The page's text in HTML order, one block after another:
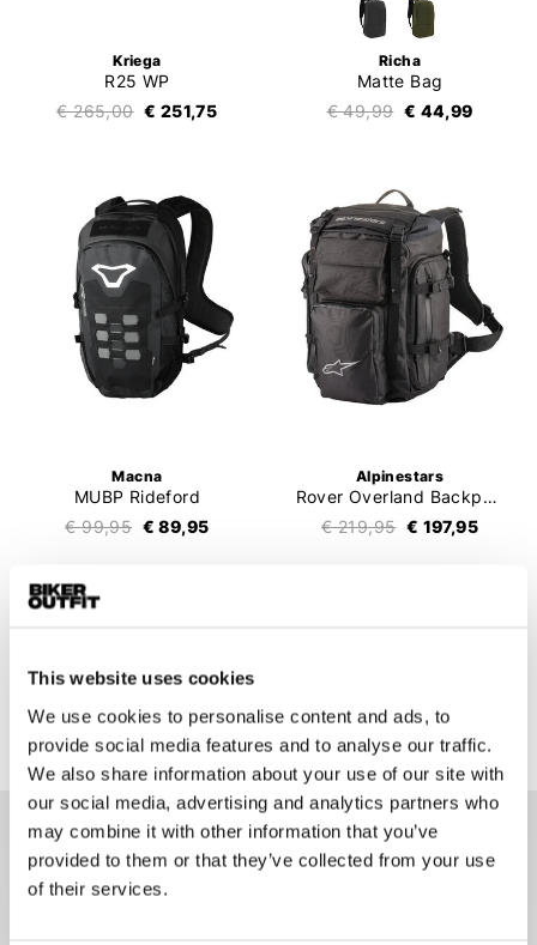
This website uses cookies
We use cookies to personalise content and ads, to
provide social media features and to analyse our traffic.
We also share information about your use of our site with
our social media, advertising and analytics partners who
may combine it with other information that you’ve
provided to them or that they’ve collected from your use
of their services.
Kriega
R25 WP
€ 265,00 € 251,75
Richa
Matte Bag
€ 49,99 € 44,99
Macna
MUBP Rideford
€ 99,95 € 89,95
Alpinestars
Rover Overland Backpack
€ 219,95 € 197,95
Motor rugtas kopen bij Biker Outfit
Een goede motor rugtas is onmisbaar voor elke motorrijder